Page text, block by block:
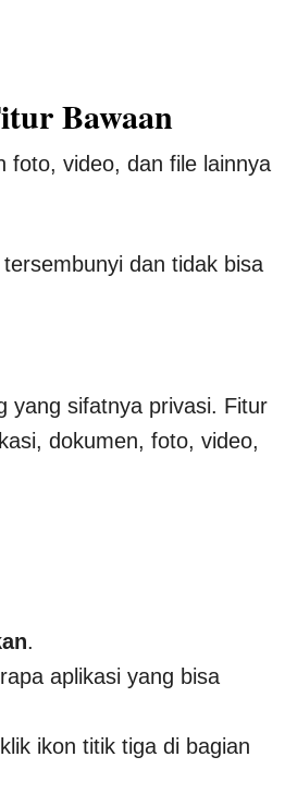
Bawaan
foto, video, dan file lainnya
dan tidak bisa
yang sifatnya privasi. Fitur
dokumen, foto, video,
.
aplikasi yang bisa
ikon titik tiga di bagian